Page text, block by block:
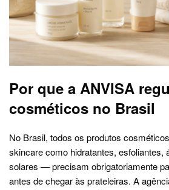
Por que a ANVISA
cosméticos no Brasil
No Brasil, todos os produtos
skincare como hidratantes, esfoliantes,
solares — precisam obrigatoriamente
antes de chegar às prateleiras. A